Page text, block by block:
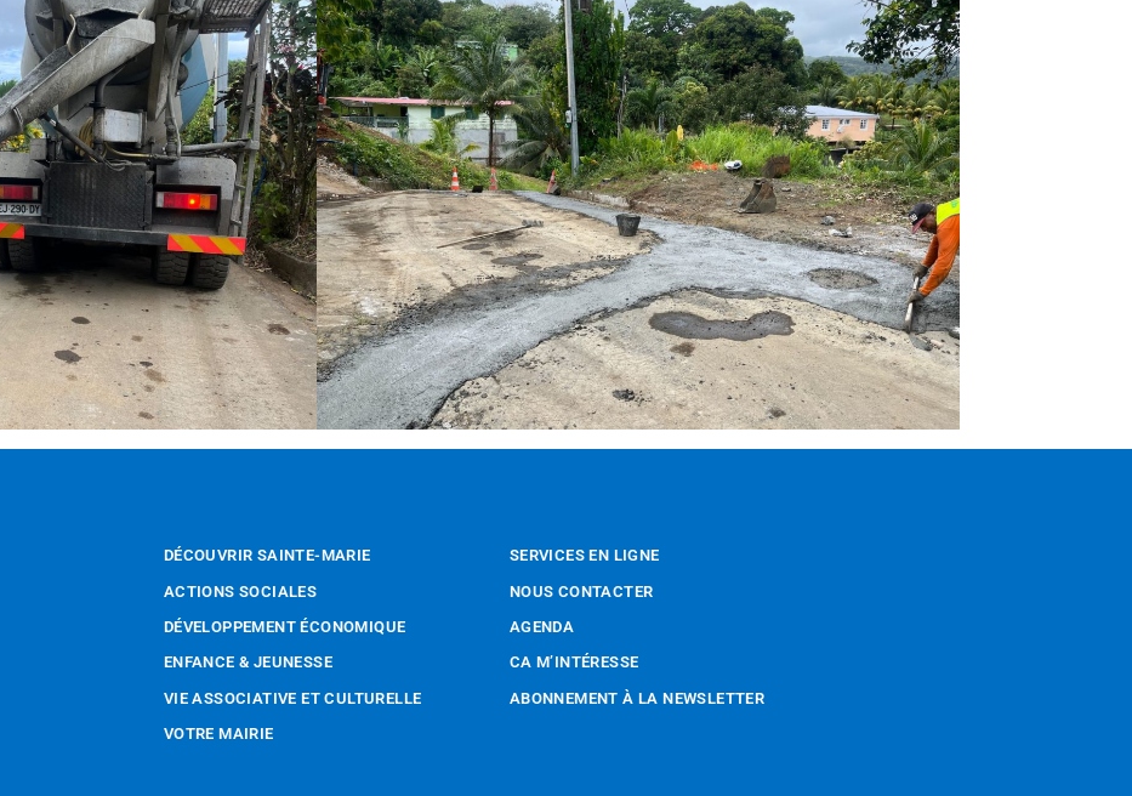
DÉCOUVRIR SAINTE-MARIE
ACTIONS SOCIALES
DÉVELOPPEMENT ÉCONOMIQUE
ENFANCE & JEUNESSE
VIE ASSOCIATIVE ET CULTURELLE
VOTRE MAIRIE
SERVICES EN LIGNE
NOUS CONTACTER
AGENDA
CA M’INTÉRESSE
ABONNEMENT À LA NEWSLETTER